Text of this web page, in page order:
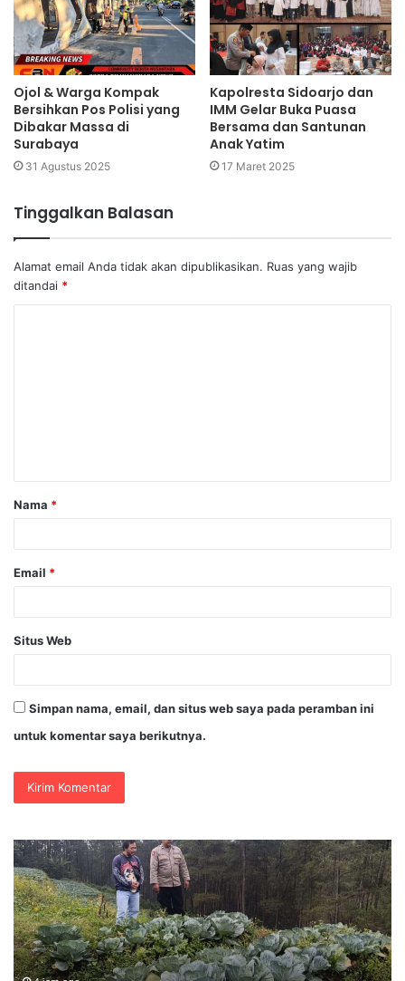
Ojol & Warga Kompak
Bersihkan Pos Polisi yang
Dibakar Massa di
Surabaya
31 Agustus 2025
Kapolresta Sidoarjo dan
IMM Gelar Buka Puasa
Bersama dan Santunan
Anak Yatim
17 Maret 2025
Tinggalkan Balasan
Alamat email Anda tidak akan dipublikasikan. Ruas yang wajib
ditandai *
a
r
Nama *
Email *
Situs Web
Simpan nama, email, dan situs web saya pada peramban ini
untuk komentar saya berikutnya.
35.936
Anak
Muda
Main
Bareng
di
Kapolri4 jam ago